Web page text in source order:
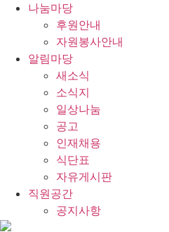
나눔마당
후원안내
자원봉사안내
알림마당
새소식
소식지
일상나눔
공고
인재채용
식단표
자유게시판
직원공간
공지사항